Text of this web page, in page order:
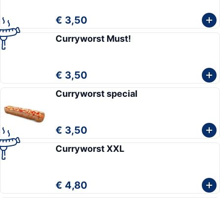
€ 3,50
Curryworst Must!
€ 3,50
Curryworst special
€ 3,50
Curryworst XXL
€ 4,80